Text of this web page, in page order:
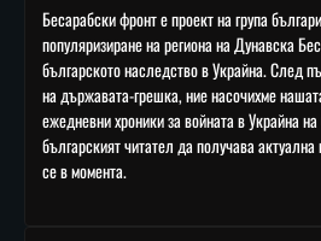
Бесарабски фронт е проект на група
популяризиране на региона на Дунавска
българското наследство в Украйна. След
на държавата-грешка, ние насочихме
ежедневни хроники за войната в Украйна
българският читател да получава
се в момента.